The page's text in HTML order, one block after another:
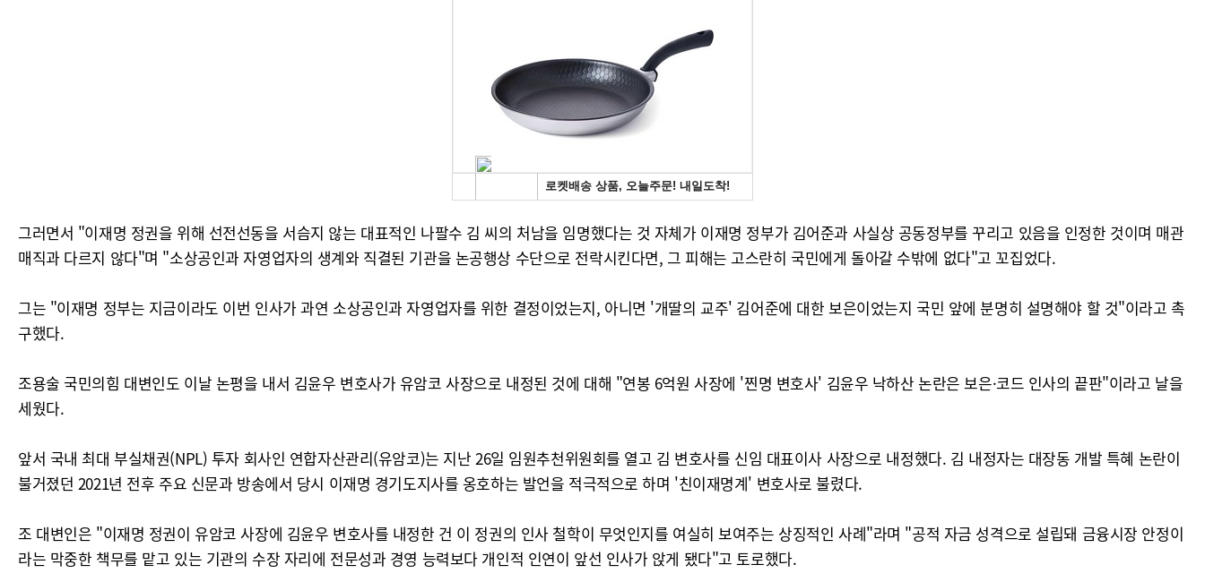
그러면서 "이재명 정권을 위해 선전선동을 서슴지 않는 대표적인 나팔수 김 씨의 처남을 임명했다는 것 자체가 이재명 정부가 김어준과 사실상 공동정부를 꾸리고 있음을 인정한 것이며 매관
매직과 다르지 않다"며 "소상공인과 자영업자의 생계와 직결된 기관을 논공행상 수단으로 전락시킨다면, 그 피해는 고스란히 국민에게 돌아갈 수밖에 없다"고 꼬집었다.
그는 "이재명 정부는 지금이라도 이번 인사가 과연 소상공인과 자영업자를 위한 결정이었는지, 아니면 '개딸의 교주' 김어준에 대한 보은이었는지 국민 앞에 분명히 설명해야 할 것"이라고 촉
구했다.
조용술 국민의힘 대변인도 이날 논평을 내서 김윤우 변호사가 유암코 사장으로 내정된 것에 대해 "연봉 6억원 사장에 '찐명 변호사' 김윤우 낙하산 논란은 보은·코드 인사의 끝판"이라고 날을
세웠다.
앞서 국내 최대 부실채권(NPL) 투자 회사인 연합자산관리(유암코)는 지난 26일 임원추천위원회를 열고 김 변호사를 신임 대표이사 사장으로 내정했다. 김 내정자는 대장동 개발 특혜 논란이
불거졌던 2021년 전후 주요 신문과 방송에서 당시 이재명 경기도지사를 옹호하는 발언을 적극적으로 하며 '친이재명계' 변호사로 불렸다.
조 대변인은 "이재명 정권이 유암코 사장에 김윤우 변호사를 내정한 건 이 정권의 인사 철학이 무엇인지를 여실히 보여주는 상징적인 사례"라며 "공적 자금 성격으로 설립돼 금융시장 안정이
라는 막중한 책무를 맡고 있는 기관의 수장 자리에 전문성과 경영 능력보다 개인적 인연이 앞선 인사가 앉게 됐다"고 토로했다.